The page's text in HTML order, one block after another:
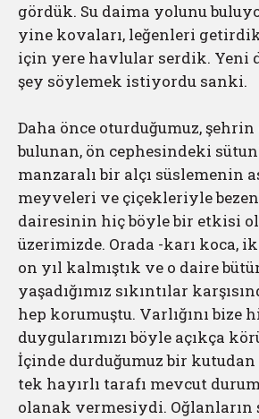
gördük. Su daima yolunu
yine kovaları, leğenleri
için yere havlular serdik. Yeni
şey söylemek istiyordu sanki.
Daha önce oturduğumuz,
bulunan, ön cephesindeki
manzaralı bir alçı süslemenin
meyveleri ve çiçekleriyle
dairesinin hiç böyle bir etkisi
üzerimizde. Orada -karı koca,
on yıl kalmıştık ve o daire
yaşadığımız sıkıntılar
hep korumuştu. Varlığını bize
duygularımızı böyle açıkça
İçinde durduğumuz bir kutudan
tek hayırlı tarafı mevcut
olanak vermesiydi. Oğlanların